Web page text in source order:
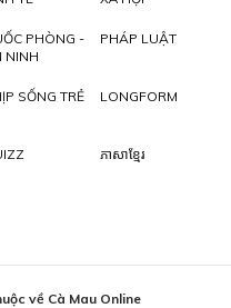
PHÒNG -
NINH
PHÁP LUẬT
SỐNG TRẺ LONGFORM
ភាសាខ្មែរ
về Cà Mau Online